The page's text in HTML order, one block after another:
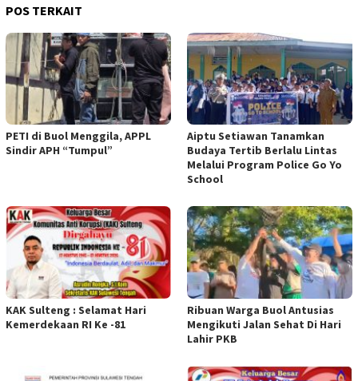
POS TERKAIT
PETI di Buol Menggila, APPL
Sindir APH “Tumpul”
Aiptu Setiawan Tanamkan
Budaya Tertib Berlalu Lintas
Melalui Program Police Go Yo
School
KAK Sulteng : Selamat Hari
Kemerdekaan RI Ke -81
Ribuan Warga Buol Antusias
Mengikuti Jalan Sehat Di Hari
Lahir PKB